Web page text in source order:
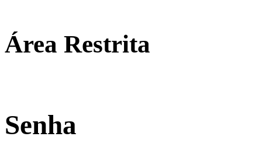
Área Restrita
Senha